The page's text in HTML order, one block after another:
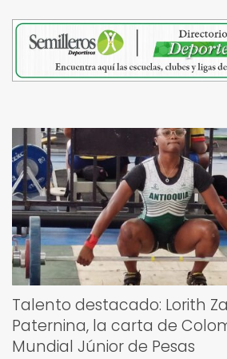
Talento destacado: Lorith
Paternina, la carta de
Mundial Júnior de Pesas